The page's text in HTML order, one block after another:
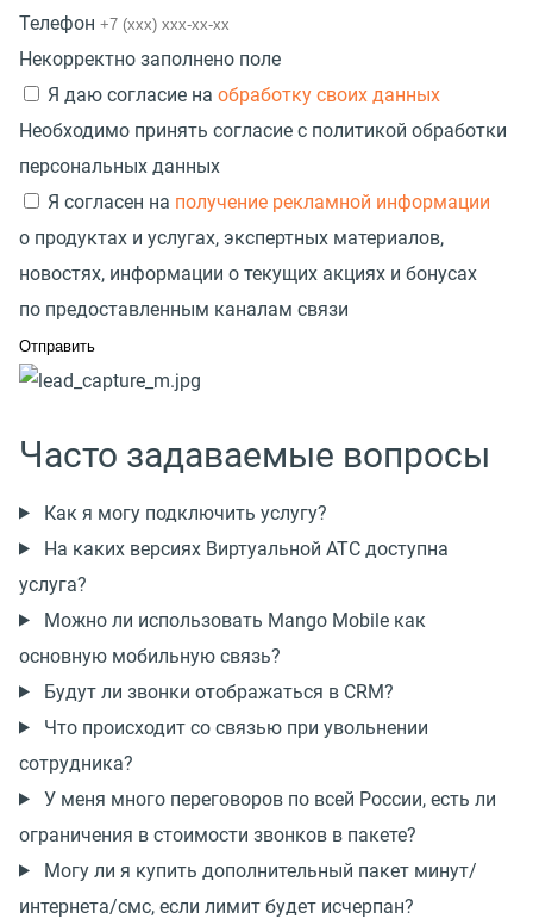
Телефон
Некорректно заполнено поле
Я даю согласие на обработку своих данных
Необходимо принять согласие с политикой обработки
персональных данных
Я согласен на получение рекламной информации
о продуктах и услугах, экспертных материалов,
новостях, информации о текущих акциях и бонусах
по предоставленным каналам связи
Часто задаваемые вопросы
Как я могу подключить услугу?
На каких версиях Виртуальной АТС доступна
услуга?
Можно ли использовать Mango Mobile как
основную мобильную связь?
Будут ли звонки отображаться в CRM?
Что происходит со связью при увольнении
сотрудника?
У меня много переговоров по всей России, есть ли
ограничения в стоимости звонков в пакете?
Могу ли я купить дополнительный пакет минут/
интернета/смс, если лимит будет исчерпан?